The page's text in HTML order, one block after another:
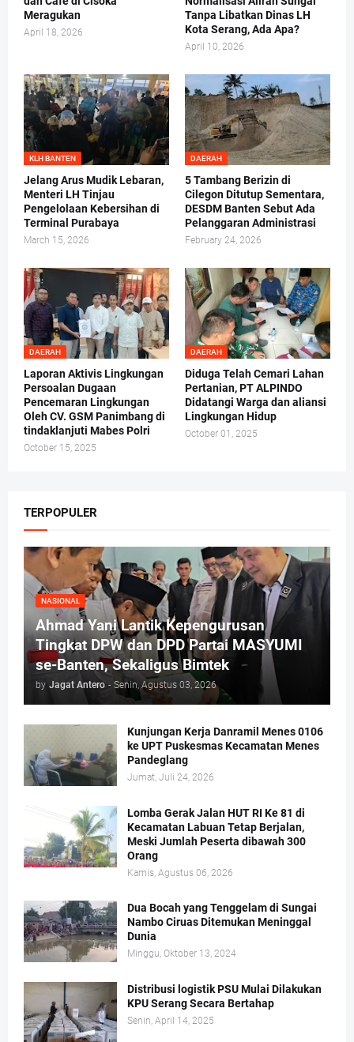
Meragukan
April 18, 2026
Tanpa Libatkan Dinas LH
Kota Serang, Ada Apa?
April 10, 2026
KLH BANTEN
Jelang Arus Mudik Lebaran,
Menteri LH Tinjau
Pengelolaan Kebersihan di
Terminal Purabaya
March 15, 2026
DAERAH
5 Tambang Berizin di
Cilegon Ditutup Sementara,
DESDM Banten Sebut Ada
Pelanggaran Administrasi
February 24, 2026
DAERAH
Laporan Aktivis Lingkungan
Persoalan Dugaan
Pencemaran Lingkungan
Oleh CV. GSM Panimbang di
tindaklanjuti Mabes Polri
October 15, 2025
DAERAH
Diduga Telah Cemari Lahan
Pertanian, PT ALPINDO
Didatangi Warga dan aliansi
Lingkungan Hidup
October 01, 2025
TERPOPULER
NASIONAL
Ahmad Yani Lantik Kepengurusan
Tingkat DPW dan DPD Partai MASYUMI
se-Banten, Sekaligus Bimtek
by Jagat Antero - Senin, Agustus 03, 2026
Kunjungan Kerja Danramil Menes 0106
ke UPT Puskesmas Kecamatan Menes
Pandeglang
Jumat, Juli 24, 2026
Lomba Gerak Jalan HUT RI Ke 81 di
Kecamatan Labuan Tetap Berjalan,
Meski Jumlah Peserta dibawah 300
Orang
Kamis, Agustus 06, 2026
Dua Bocah yang Tenggelam di Sungai
Nambo Ciruas Ditemukan Meninggal
Dunia
Minggu, Oktober 13, 2024
Distribusi logistik PSU Mulai Dilakukan
KPU Serang Secara Bertahap
Senin, April 14, 2025